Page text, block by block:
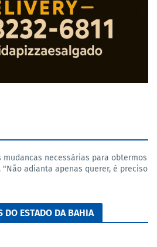
mudancas necessárias para obtermos
adianta apenas querer, é preciso
DO ESTADO DA BAHIA